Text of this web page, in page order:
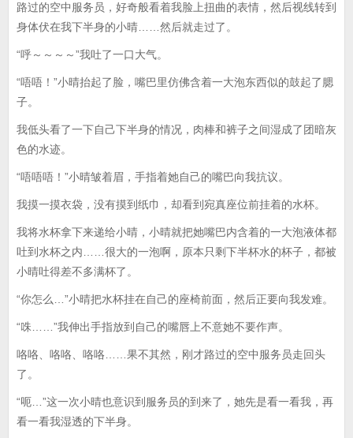
路过的空中服务员，好奇般看着我脸上扭曲的表情，然后视线转到
身体伏在我下半身的小晴……然后就走过了。
“呼～～～～”我吐了一口大气。
“唔唔！”小晴抬起了脸，嘴巴里仿佛含着一大泡东西似的鼓起了腮
子。
我低头看了一下自己下半身的情况，肉棒和裤子之间湿成了团暗灰
色的水迹。
“唔唔唔！”小晴皱着眉，手指着她自己的嘴巴向我抗议。
我摸一摸衣袋，没有摸到纸巾，却看到宛真座位前挂着的水杯。
我将水杯拿下来递给小晴，小晴就把她嘴巴内含着的一大泡液体都
吐到水杯之内……很大的一泡啊，原本只剩下半杯水的杯子，都被
小晴吐得差不多满杯了。
“你怎么…”小晴把水杯挂在自己的座椅前面，然后正要向我发难。
“咮……”我伸出手指放到自己的嘴唇上不意她不要作声。
咯咯、咯咯、咯咯……果不其然，刚才路过的空中服务员走回头
了。
“呃…”这一次小晴也意识到服务员的到来了，她先是看一看我，再
看一看我湿透的下半身。